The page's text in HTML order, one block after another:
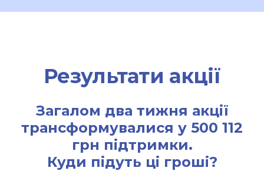
Результати акції
Загалом два тижня акції
трансформувалися у 500 112
грн підтримки.
Куди підуть ці гроші?